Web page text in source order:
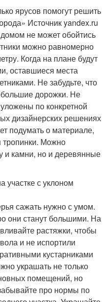
ярусов помогут решить
Источник yandex.ru
не может обойтись
можно равномерно
Когда на плане будут
оставшиеся места
Не забудьте, что
дорожки. Не
по конкретной
дизайнерских решениях
подумать о материале,
тропинки. Можно
и камни, но и деревянные
участке с уклоном
сажать нужно с умом.
они станут большими. На
растяжки, чтобы
и не испортили
кустарниками
украшать не только
помещений, но
про нормы по